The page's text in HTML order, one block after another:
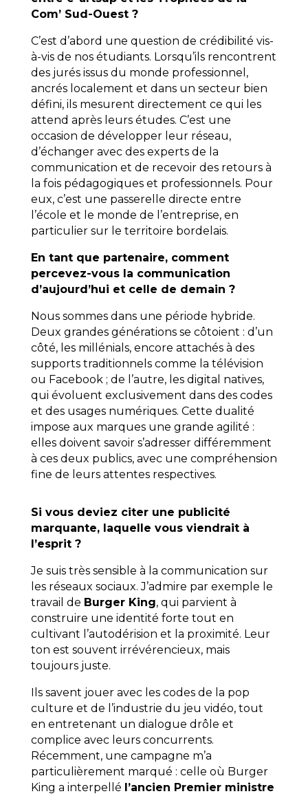
Com’ Sud-Ouest ?
C’est d’abord une question de crédibilité vis-
à-vis de nos étudiants. Lorsqu’ils rencontrent
des jurés issus du monde professionnel,
ancrés localement et dans un secteur bien
défini, ils mesurent directement ce qui les
attend après leurs études. C’est une
occasion de développer leur réseau,
d’échanger avec des experts de la
communication et de recevoir des retours à
la fois pédagogiques et professionnels. Pour
eux, c’est une passerelle directe entre
l’école et le monde de l’entreprise, en
particulier sur le territoire bordelais.
En tant que partenaire, comment
percevez-vous la communication
d’aujourd’hui et celle de demain ?
Nous sommes dans une période hybride.
Deux grandes générations se côtoient : d’un
côté, les millénials, encore attachés à des
supports traditionnels comme la télévision
ou Facebook ; de l’autre, les digital natives,
qui évoluent exclusivement dans des codes
et des usages numériques. Cette dualité
impose aux marques une grande agilité :
elles doivent savoir s’adresser différemment
à ces deux publics, avec une compréhension
fine de leurs attentes respectives.
Si vous deviez citer une publicité
marquante, laquelle vous viendrait à
l’esprit ?
Je suis très sensible à la communication sur
les réseaux sociaux. J’admire par exemple le
travail de Burger King, qui parvient à
construire une identité forte tout en
cultivant l’autodérision et la proximité. Leur
ton est souvent irrévérencieux, mais
toujours juste.
Ils savent jouer avec les codes de la pop
culture et de l’industrie du jeu vidéo, tout
en entretenant un dialogue drôle et
complice avec leurs concurrents.
Récemment, une campagne m’a
particulièrement marqué : celle où Burger
King a interpellé l’ancien Premier ministre